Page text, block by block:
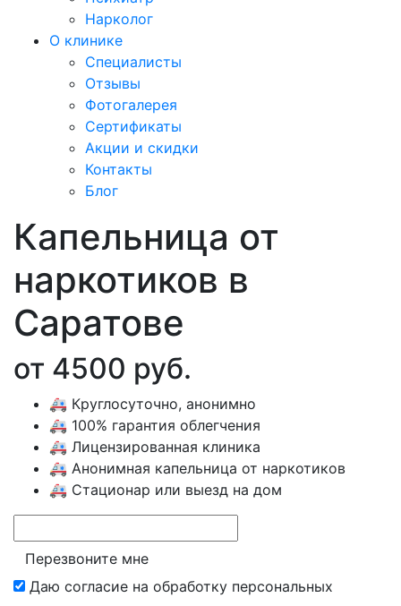
Нарколог
О клинике
Специалисты
Отзывы
Фотогалерея
Сертификаты
Акции и скидки
Контакты
Блог
Капельница от
наркотиков в
Саратове
от 4500 руб.
🚑 Круглосуточно, анонимно
🚑 100% гарантия облегчения
🚑 Лицензированная клиника
🚑 Анонимная капельница от наркотиков
🚑 Стационар или выезд на дом
Перезвоните мне
Даю согласие на обработку персональных